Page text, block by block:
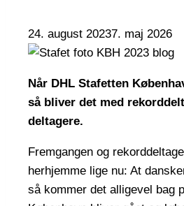
24. august 20237. maj 2026
Når DHL Stafetten
så bliver det med
deltagere.
Fremgangen og
herhjemme lige nu: At
så kommer det alligevel bag